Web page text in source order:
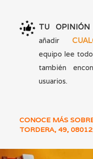
TU
añadir
equipo lee
también
usuarios.
CONOCE MÁS
TORDERA, 49,